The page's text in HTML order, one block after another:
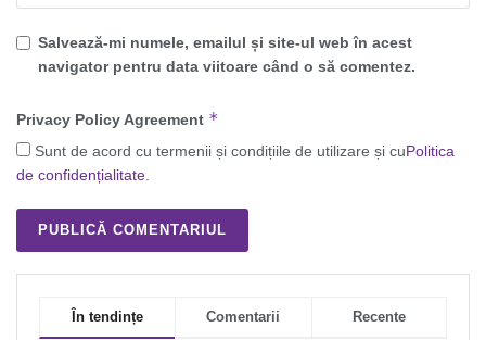
Salvează-mi numele, emailul și site-ul web în acest
navigator pentru data viitoare când o să comentez.
Privacy Policy Agreement *
Sunt de acord cu termenii și condițiile de utilizare și cuPolitica
de confidențialitate.
În tendințe Comentarii Recente